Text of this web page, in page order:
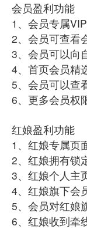
会员盈利功能
1、会员专属
2、会员可查看
3、会员可以向
4、首页会员精
5、会员可以查
6、更多会员权
红娘盈利功能
1、红娘专属页
2、红娘拥有锁
3、红娘个人主
4、红娘旗下会
5、会员对红娘
6、红娘收到牵